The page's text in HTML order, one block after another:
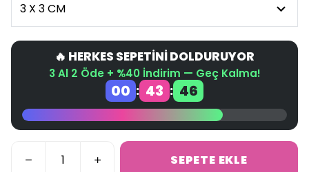
🔥 HERKES SEPETİNİ DOLDURUYOR
3 Al 2 Öde + %40 İndirim — Geç Kalma!
00 : 43 : 45
SEPETE EKLE